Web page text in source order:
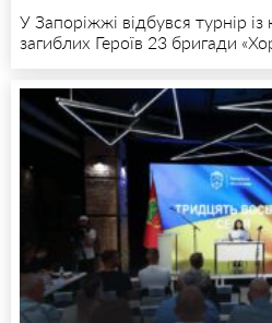
У Запоріжжі відбувся турнір із
загиблих Героїв 23 бригади